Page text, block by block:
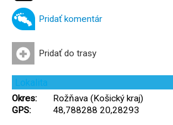
Pridať komentár
Pridať do trasy
Lokalita
Okres:
Rožňava (Košický kraj)
GPS:
48,788288 20,28293